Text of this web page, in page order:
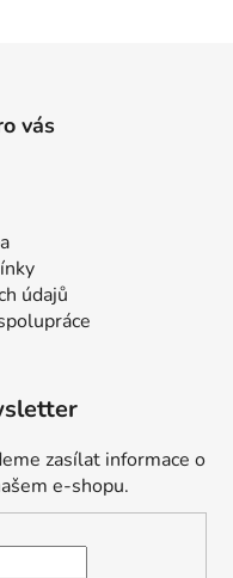
vás
údajů
zasílat informace o
e-shopu.